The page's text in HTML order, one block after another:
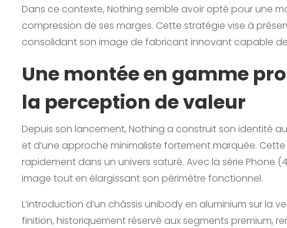
Dans ce contexte, Nothing semble avoir opté pour une
compression de ses marges. Cette stratégie vise à
consolidant son image de fabricant innovant capable
Une montée en gamme
la perception de valeur
Depuis son lancement, Nothing a construit son identité
et d’une approche minimaliste fortement marquée.
rapidement dans un univers saturé. Avec la série Phone
image tout en élargissant son périmètre fonctionnel.
L’introduction d’un châssis unibody en aluminium sur la
finition, historiquement réservé aux segments premium,